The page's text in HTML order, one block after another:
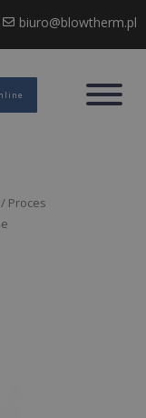
biuro@blowtherm.pl
/ Proces